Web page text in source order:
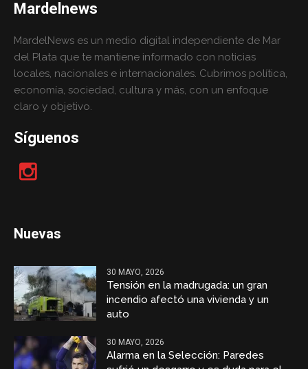
Mardelnews
MardelNews es un medio digital independiente de Mar
del Plata que te mantiene informado con noticias
locales, nacionales e internacionales. Cubrimos política,
economía, sociedad, cultura y más, con un enfoque
claro y objetivo.
Síguenos
Nuevas
30 MAYO, 2026
Tensión en la madrugada: un gran
incendio afectó una vivienda y un
auto
30 MAYO, 2026
Alarma en la Selección: Paredes